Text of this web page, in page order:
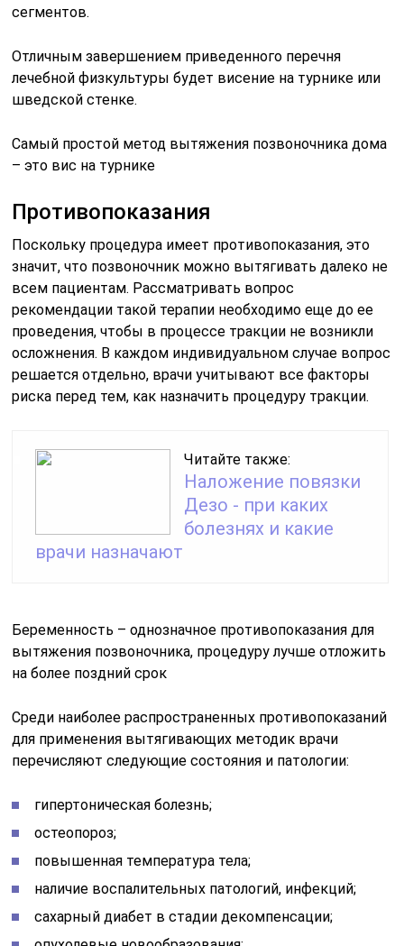
сегментов.
Отличным завершением приведенного перечня
лечебной физкультуры будет висение на турнике или
шведской стенке.
Самый простой метод вытяжения позвоночника дома
– это вис на турнике
Противопоказания
Поскольку процедура имеет противопоказания, это
значит, что позвоночник можно вытягивать далеко не
всем пациентам. Рассматривать вопрос
рекомендации такой терапии необходимо еще до ее
проведения, чтобы в процессе тракции не возникли
осложнения. В каждом индивидуальном случае вопрос
решается отдельно, врачи учитывают все факторы
риска перед тем, как назначить процедуру тракции.
Читайте также:
Наложение повязки
Дезо - при каких
болезнях и какие
врачи назначают
Беременность – однозначное противопоказания для
вытяжения позвоночника, процедуру лучше отложить
на более поздний срок
Среди наиболее распространенных противопоказаний
для применения вытягивающих методик врачи
перечисляют следующие состояния и патологии:
гипертоническая болезнь;
остеопороз;
повышенная температура тела;
наличие воспалительных патологий, инфекций;
сахарный диабет в стадии декомпенсации;